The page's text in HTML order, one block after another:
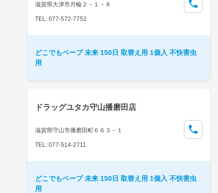
滋賀県大津市月輪２－１－８
TEL: 077-572-7752
どこでもベープ 未来 150日 取替え用 1個入 不快害虫
用
ドラッグユタカ守山播磨田店
滋賀県守山市播磨田町６６３－１
TEL: 077-514-2711
どこでもベープ 未来 150日 取替え用 1個入 不快害虫
用